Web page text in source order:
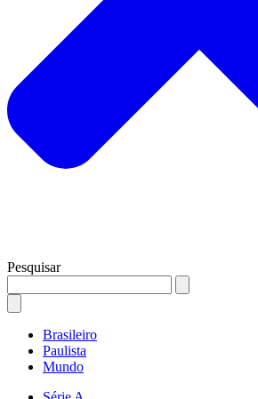
Pesquisar
Brasileiro
Paulista
Mundo